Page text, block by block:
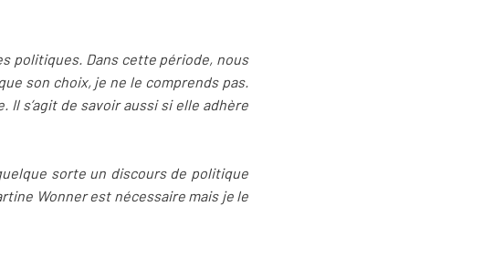
politiques. Dans cette période, nous
son choix, je ne le comprends pas.
Il s’agit de savoir aussi si elle adhère
sorte un discours de politique
Wonner est nécessaire mais je le